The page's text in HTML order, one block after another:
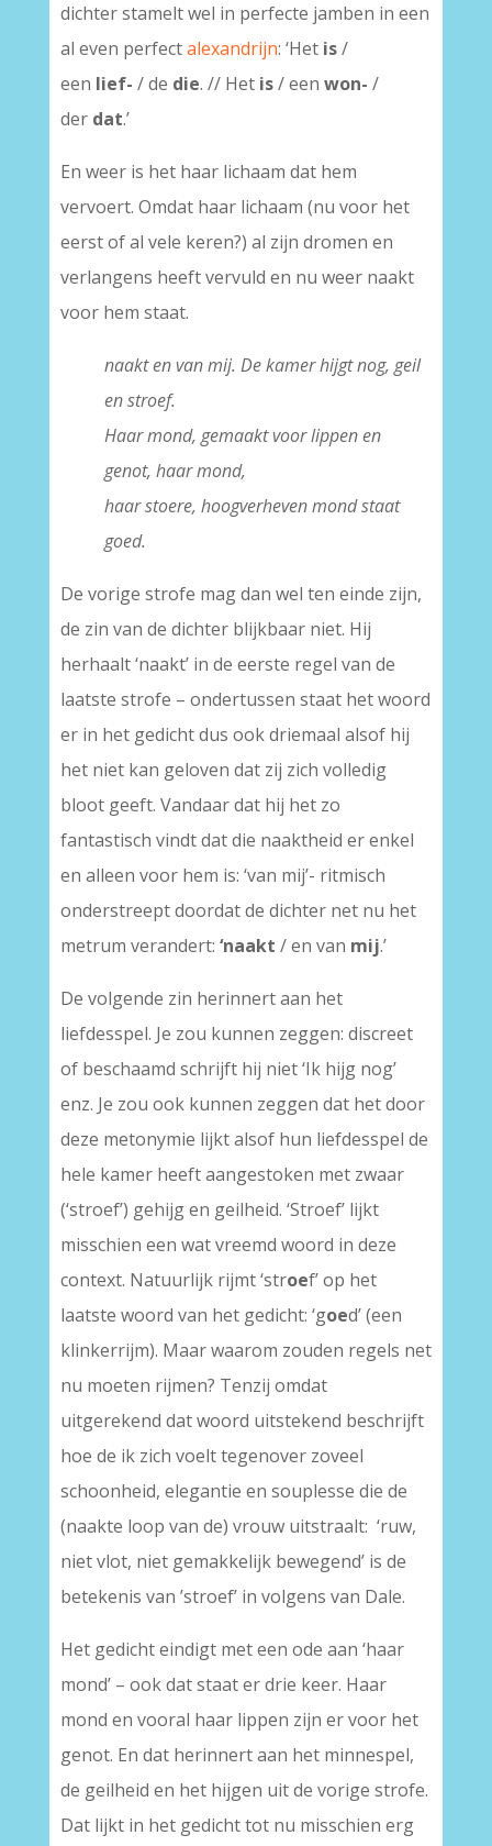
dichter stamelt wel in perfecte jamben in een
al even perfectalexandrijn: ‘Het is/
een lief- / de die. // Het is/ een won- /
der dat.’
En weer is het haar lichaam dat hem
vervoert. Omdat haar lichaam (nu voor het
eerst of al vele keren?) al zijn dromen en
verlangens heeft vervuld en nu weer naakt
voor hem staat.
naakt en van mij. De kamer hijgt nog, geil
en stroef.
Haar mond, gemaakt voor lippen en
genot, haar mond,
haar stoere, hoogverheven mond staat
goed.
De vorige strofe mag dan wel ten einde zijn,
de zin van de dichter blijkbaar niet. Hij
herhaalt ‘naakt’ in de eerste regel van de
laatste strofe – ondertussen staat het woord
er in het gedicht dus ook driemaal alsof hij
het niet kan geloven dat zij zich volledig
bloot geeft. Vandaar dat hij het zo
fantastisch vindt dat die naaktheid er enkel
en alleen voor hem is: ‘van mij’- ritmisch
onderstreept doordat de dichter net nu het
metrum verandert: ‘naakt / en van mij.’
De volgende zin herinnert aan het
liefdesspel. Je zou kunnen zeggen: discreet
of beschaamd schrijft hij niet ‘Ikhijg nog’
enz. Je zou ook kunnen zeggen dat het door
deze metonymie lijkt alsof hun liefdesspel de
hele kamer heeft aangestoken met zwaar
(‘stroef’) gehijg en geilheid. ‘Stroef’ lijkt
misschien een wat vreemd woord in deze
context. Natuurlijk rijmt ‘stroef’ op het
laatste woord van het gedicht: ‘goed’ (een
klinkerrijm). Maar waarom zouden regels net
nu moeten rijmen? Tenzij omdat
uitgerekend dat woord uitstekend beschrijft
hoe de ik zich voelt tegenover zoveel
schoonheid, elegantie en souplesse die de
(naakte loop van de) vrouw uitstraalt: ‘ruw,
niet vlot, niet gemakkelijk bewegend’ is de
betekenis van ’stroef’ in volgens van Dale.
Het gedicht eindigt met een ode aan ‘haar
mond’ – ook dat staat er drie keer. Haar
mond en vooral haar lippen zijn er voor het
genot. En dat herinnert aan het minnespel,
de geilheid en het hijgen uit de vorige strofe.
Dat lijkt in het gedicht tot nu misschien erg